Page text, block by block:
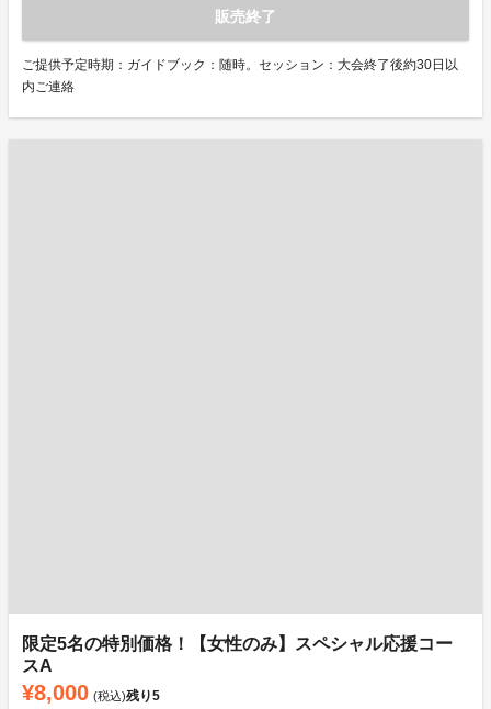
販売終了
ご提供予定時期：ガイドブック：随時。セッション：大会終了後約30日以
内ご連絡
限定5名の特別価格！【女性のみ】スペシャル応援コー
スA
¥8,000 (税込)残り5